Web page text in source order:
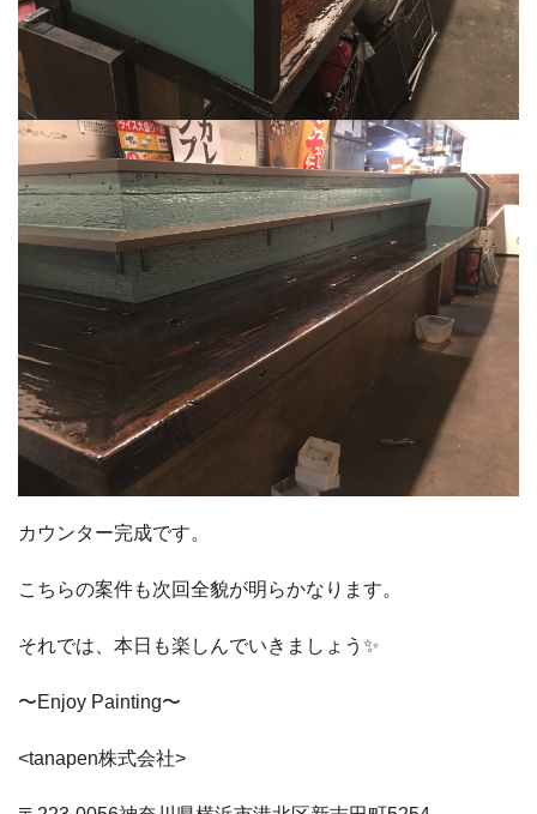
カウンター完成です。
こちらの案件も次回全貌が明らかなります。
それでは、本日も楽しんでいきましょう✨
〜Enjoy Painting〜
<tanapen株式会社>